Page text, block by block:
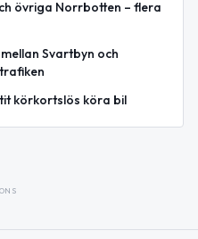
övriga Norrbotten – flera
Svartbyn och
körkortslös köra bil